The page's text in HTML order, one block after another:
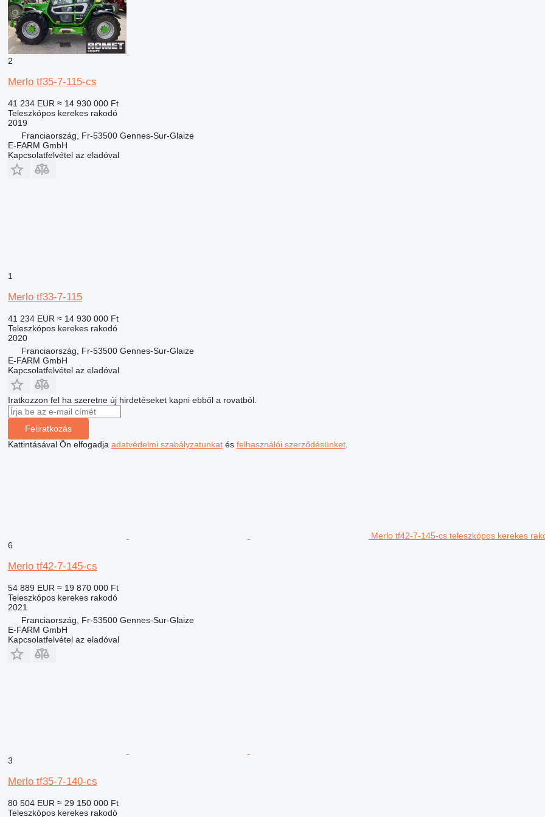
2
Merlo tf35-7-115-cs
41 234 EUR ≈ 14 930 000 Ft
Teleszkópos kerekes rakodó
2019
Franciaország, Fr-53500 Gennes-Sur-Glaize
E-FARM GmbH
Kapcsolatfelvétel az eladóval
1
Merlo tf33-7-115
41 234 EUR ≈ 14 930 000 Ft
Teleszkópos kerekes rakodó
2020
Franciaország, Fr-53500 Gennes-Sur-Glaize
E-FARM GmbH
Kapcsolatfelvétel az eladóval
Iratkozzon fel ha szeretne új hirdetéseket kapni ebből a rovatból.
Feliratkozás
Kattintásával Ön elfogadja adatvédelmi szabályzatunkatés felhasználói szerződésünket.
Merlo tf42-7-145-cs teleszkópos kerekes
6
Merlo tf42-7-145-cs
54 889 EUR ≈ 19 870 000 Ft
Teleszkópos kerekes rakodó
2021
Franciaország, Fr-53500 Gennes-Sur-Glaize
E-FARM GmbH
Kapcsolatfelvétel az eladóval
3
Merlo tf35-7-140-cs
80 504 EUR ≈ 29 150 000 Ft
Teleszkópos kerekes rakodó